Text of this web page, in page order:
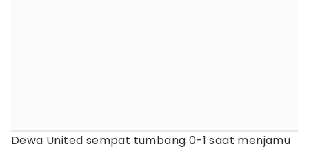
Dewa United sempat tumbang 0-1 saat menjamu